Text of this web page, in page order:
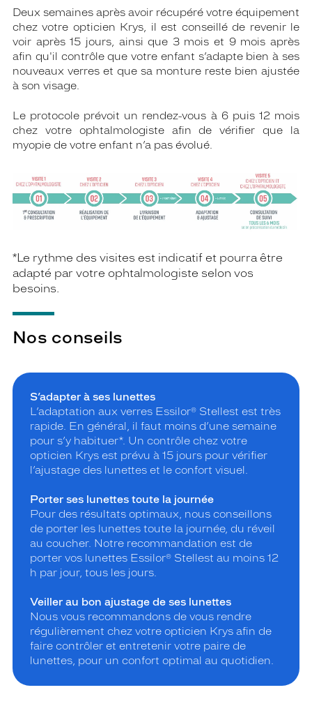
Deux semaines après avoir récupéré votre équipement
chez votre opticien Krys, il est conseillé de revenir le
voir après 15 jours, ainsi que 3 mois et 9 mois après
afin qu'il contrôle que votre enfant s’adapte bien à ses
nouveaux verres et que sa monture reste bien ajustée
à son visage.
Le protocole prévoit un rendez-vous à 6 puis 12 mois
chez votre ophtalmologiste afin de vérifier que la
myopie de votre enfant n’a pas évolué.
*Le rythme des visites est indicatif et pourra être
adapté par votre ophtalmologiste selon vos
besoins.
Nos conseils
S’adapter à ses lunettes
L’adaptation aux verres Essilor® Stellest est très
rapide. En général, il faut moins d’une semaine
pour s’y habituer*. Un contrôle chez votre
opticien Krys est prévu à 15 jours pour vérifier
l’ajustage des lunettes et le confort visuel.
Porter ses lunettes toute la journée
Pour des résultats optimaux, nous conseillons
de porter les lunettes toute la journée, du réveil
au coucher. Notre recommandation est de
porter vos lunettes Essilor® Stellest au moins 12
h par jour, tous les jours.
Veiller au bon ajustage de ses lunettes
Nous vous recommandons de vous rendre
régulièrement chez votre opticien Krys afin de
faire contrôler et entretenir votre paire de
lunettes, pour un confort optimal au quotidien.